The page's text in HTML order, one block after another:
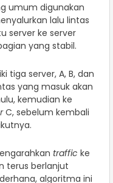
umum digunakan
lalu lintas
server ke server
yang stabil.
tiga server, A, B, dan
yang masuk akan
kemudian ke
C, sebelum kembali
traffic ke
terus berlanjut
algoritma ini